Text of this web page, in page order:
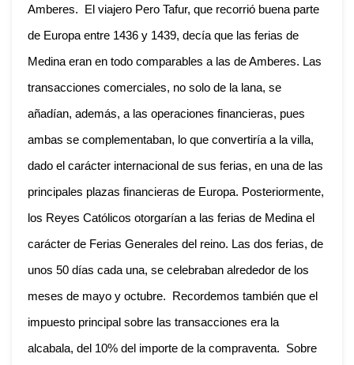
Amberes. El viajero Pero Tafur, que recorrió buena parte
de Europa entre 1436 y 1439, decía que las ferias de
Medina eran en todo comparables a las de Amberes. Las
transacciones comerciales, no solo de la lana, se
añadían, además, a las operaciones financieras, pues
ambas se complementaban, lo que convertiría a la villa,
dado el carácter internacional de sus ferias, en una de las
principales plazas financieras de Europa. Posteriormente,
los Reyes Católicos otorgarían a las ferias de Medina el
carácter de Ferias Generales del reino. Las dos ferias, de
unos 50 días cada una, se celebraban alrededor de los
meses de mayo y octubre. Recordemos también que el
impuesto principal sobre las transacciones era la
alcabala, del 10% del importe de la compraventa. Sobre